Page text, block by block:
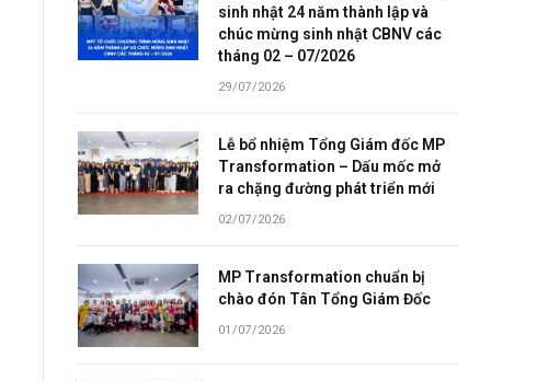
sinh nhật 24 năm thành lập và
chúc mừng sinh nhật CBNV các
tháng 02 – 07/2026
29/07/2026
Lễ bổ nhiệm Tổng Giám đốc MP
Transformation – Dấu mốc mở
ra chặng đường phát triển mới
02/07/2026
MP Transformation chuẩn bị
chào đón Tân Tổng Giám Đốc
01/07/2026